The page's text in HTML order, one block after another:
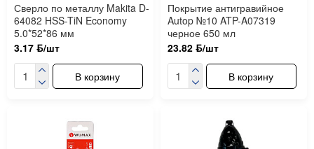
Сверло по металлу Makita D-
64082 HSS-TiN Economy
5.0*52*86 мм
3.17 ƃ/шт
В корзину
Покрытие антигравийное
Autop №10 ATP-A07319
черное 650 мл
23.82 ƃ/шт
В корзину